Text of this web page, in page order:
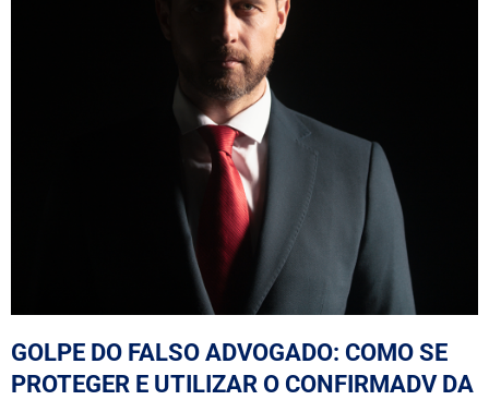
GOLPE DO FALSO ADVOGADO: COMO SE
PROTEGER E UTILIZAR O CONFIRMADV DA